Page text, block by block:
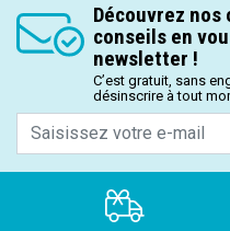
Découvrez
conseils en
newsletter !
C’est gratuit, sans
désinscrire à tout